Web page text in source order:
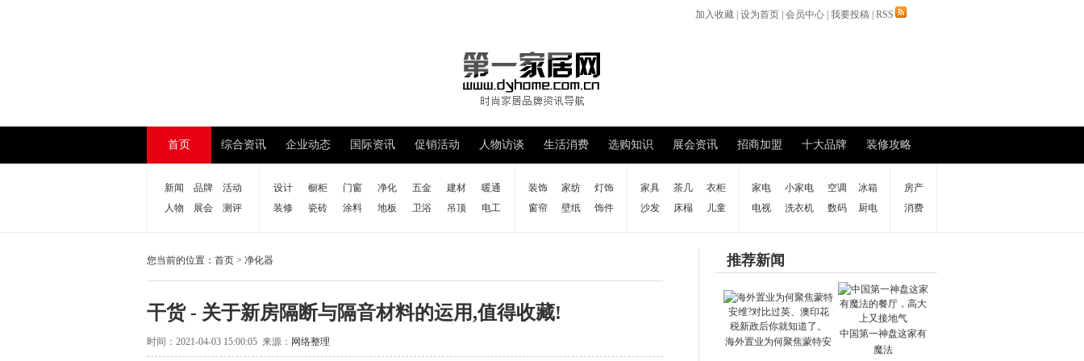
加入收藏 设为首页 会员中心 我要投稿 RSS
首页 综合资讯 企业动态 国际资讯 促销活动 人物访谈 生活消费 选购知识 展会资讯 招商加盟 十大品牌 装修攻略
新闻 品牌
活动
人物
展会 测评
设计 橱柜 门窗 净化 五金 建材
暖通
装修
瓷砖 涂料 地板 卫浴 吊顶 电工
装饰 家纺
灯饰
窗帘
壁纸 饰件
家具 茶几
衣柜
沙发
床榻 儿童
家电 小家电 空调
冰箱
电视
洗衣机 数码 厨电
房产
消费
您当前的位置： 首页 > 净化器
干货 - 关于新房隔断与隔音材料的运用,值得收藏!
时间：2021-04-03 15:00:05 来源： 网络整理
推荐新闻
海外置业为何聚焦蒙特安
中国第一神盘这家有
魔法